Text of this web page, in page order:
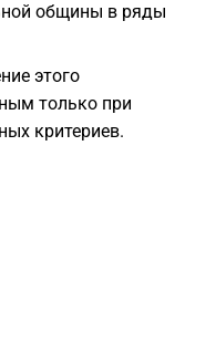
общины в ряды
этого
только при
критериев.